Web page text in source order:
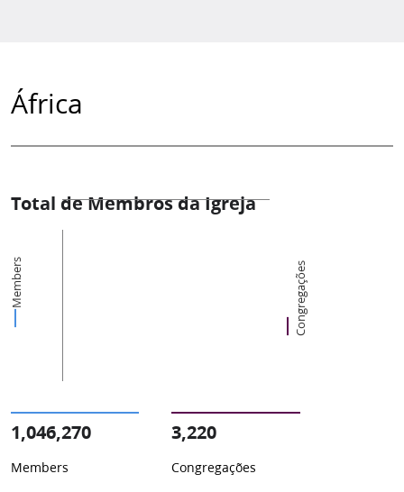
África
Total de Membros da Igreja
Members Congregações
1,046,270
Members
3,220
Congregações